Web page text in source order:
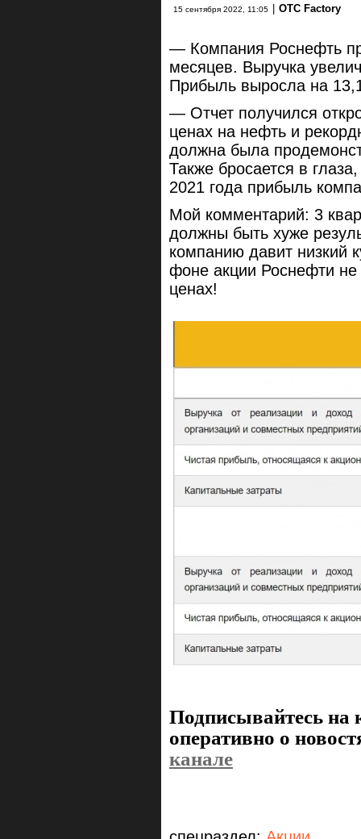
15 сентября 2022, 11:05 OTC Factory
— Компания Роснефть
месяцев. Выручка
Прибыль выросла на
— Отчет получился
ценах на нефть и
должна была
Также бросается в
2021 года прибыль
Мой комментарий: 3
должны быть хуже
компанию давит низкий
фоне акции Роснефти не
ценах!
Подписывайтесь на
оперативно о
канале